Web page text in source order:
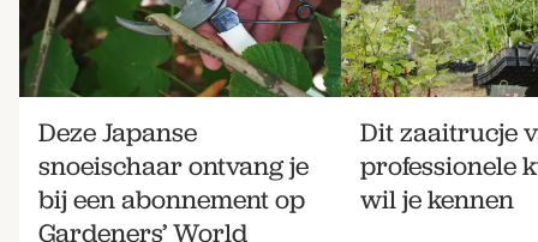
Deze Japanse
snoeischaar ontvang je
bij een abonnement op
Gardeners’ World
Dit zaaitrucje
professionele
wil je kennen